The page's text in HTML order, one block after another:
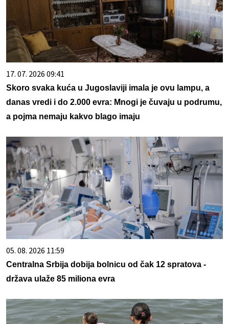
17. 07. 2026 09:41
Skoro svaka kuća u Jugoslaviji imala je ovu lampu, a
danas vredi i do 2.000 evra: Mnogi je čuvaju u podrumu,
a pojma nemaju kakvo blago imaju
05. 08. 2026 11:59
Centralna Srbija dobija bolnicu od čak 12 spratova -
država ulaže 85 miliona evra